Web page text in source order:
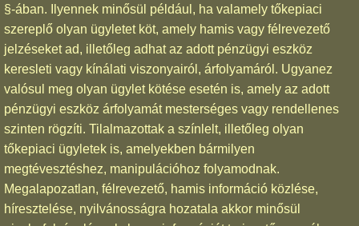
§-ában. Ilyennek minősül például, ha valamely tőkepiaci
szereplő olyan ügyletet köt, amely hamis vagy félrevezető
jelzéseket ad, illetőleg adhat az adott pénzügyi eszköz
keresleti vagy kínálati viszonyairól, árfolyamáról. Ugyanez
valósul meg olyan ügylet kötése esetén is, amely az adott
pénzügyi eszköz árfolyamát mesterséges vagy rendellenes
szinten rögzíti. Tilalmazottak a színlelt, illetőleg olyan
tőkepiaci ügyletek is, amelyekben bármilyen
megtévesztéshez, manipulációhoz folyamodnak.
Megalapozatlan, félrevezető, hamis információ közlése,
híresztelése, nyilvánosságra hozatala akkor minősül